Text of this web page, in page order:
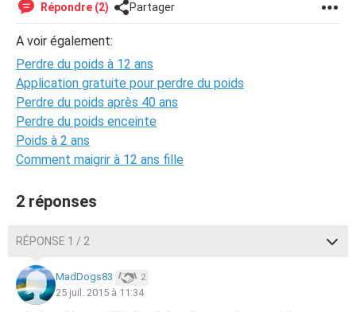
Répondre (2) Partager
A voir également:
Perdre du poids à 12 ans
Application gratuite pour perdre du poids
Perdre du poids après 40 ans
Perdre du poids enceinte
Poids à 2 ans
Comment maigrir à 12 ans fille
2 réponses
RÉPONSE 1 / 2
MadDogs83 2
25 juil. 2015 à 11:34